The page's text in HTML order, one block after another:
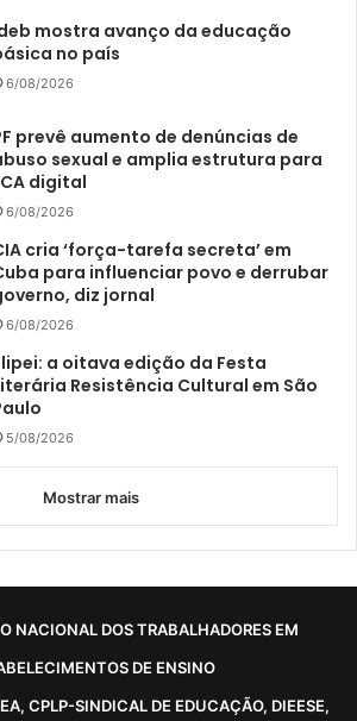
mostra avanço da educação
no país
6/08/2026
prevê aumento de denúncias de
sexual e amplia estrutura para
digital
6/08/2026
cria ‘força-tarefa secreta’ em
para influenciar povo e derrubar
diz jornal
6/08/2026
a oitava edição da Festa
Resistência Cultural em São
5/08/2026
Mostrar mais
NACIONAL DOS TRABALHADORES EM
DE ENSINO
CPLP-SINDICAL DE EDUCAÇÃO, DIEESE,